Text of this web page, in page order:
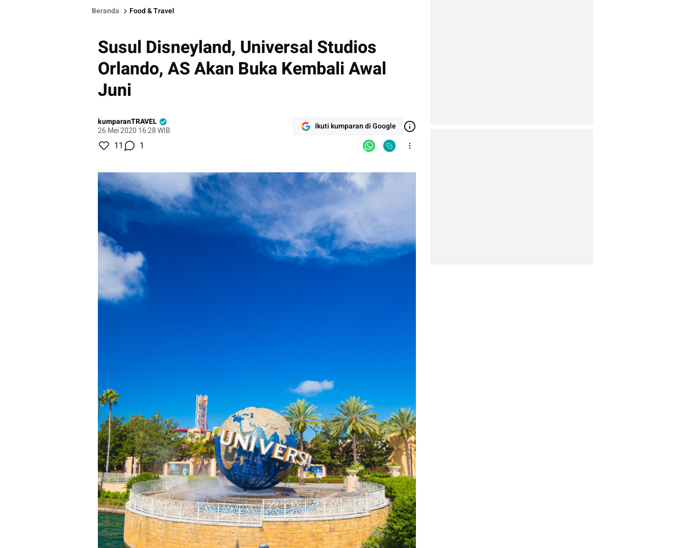
Beranda Food & Travel
Susul Disneyland, Universal Studios
Orlando, AS Akan Buka Kembali Awal
Juni
kumparanTRAVEL
26 Mei 2020 16:28 WIB
Ikuti kumparan di Google
11 1